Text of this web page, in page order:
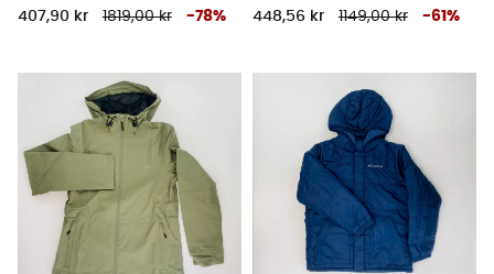
407,90 kr 1819,00 kr -78% 448,56 kr 1149,00 kr -61 %